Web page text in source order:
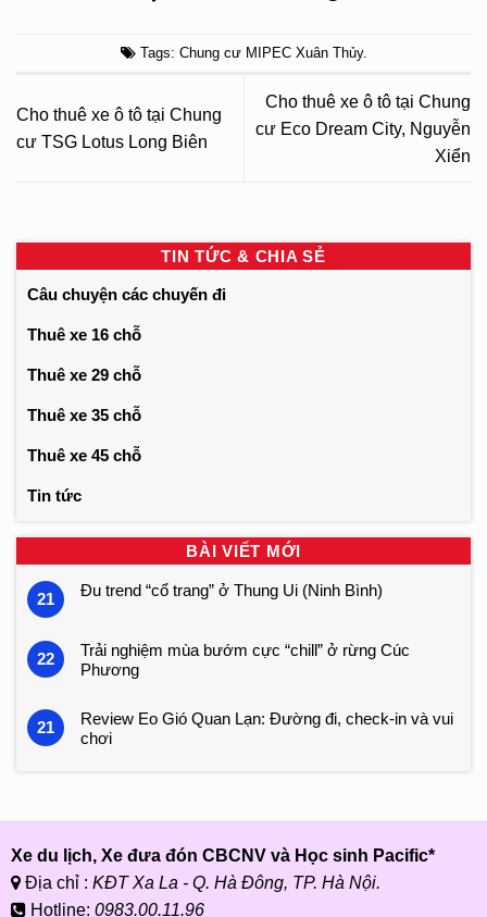
Tags: Chung cư MIPEC Xuân Thủy.
Cho thuê xe ô tô tại Chung
cư TSG Lotus Long Biên
Cho thuê xe ô tô tại Chung
cư Eco Dream City, Nguyễn
Xiển
TIN TỨC & CHIA SẺ
Câu chuyện các chuyến đi
Thuê xe 16 chỗ
Thuê xe 29 chỗ
Thuê xe 35 chỗ
Thuê xe 45 chỗ
Tin tức
BÀI VIẾT MỚI
21 Đu trend “cổ trang” ở Thung Ui (Ninh Bình)
22
Trải nghiệm mùa bướm cực “chill” ở rừng Cúc
Phương
21
Review Eo Gió Quan Lạn: Đường đi, check-in và vui
chơi
Xe du lịch, Xe đưa đón CBCNV và Học sinh Pacific*
Địa chỉ : KĐT Xa La - Q. Hà Đông, TP. Hà Nội.
Hotline: 0983.00.11.96